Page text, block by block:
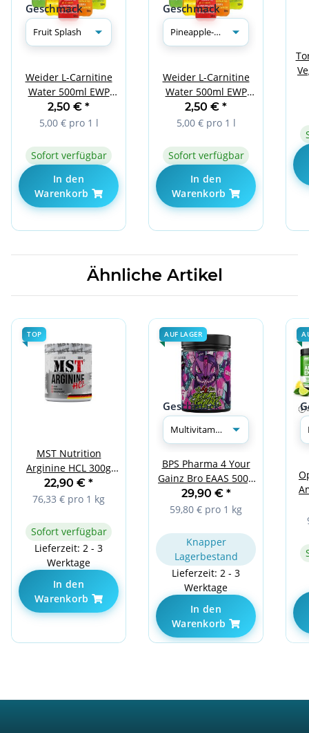
Geschmack
Weider L-Carnitine
Water 500ml EWP
Fruit Splash
2,50 € *
5,00 € pro 1 l
Sofort verfügbar
In den
Warenkorb
Geschmack
Weider L-Carnitine
Water 500ml EWP
Pineapple-Mango
2,50 € *
5,00 € pro 1 l
Sofort verfügbar
In den
Warenkorb
Ähnliche Artikel
TOP
MST Nutrition
Arginine HCL 300g
Unflavored
22,90 € *
76,33 € pro 1 kg
Sofort verfügbar
Lieferzeit: 2 - 3
Werktage
In den
Warenkorb
AUF LAGER
Geschmack
BPS Pharma 4 Your
Gainz Bro EAAS 500g
Multivitamin
29,90 € *
59,80 € pro 1 kg
Knapper
Lagerbestand
Lieferzeit: 2 - 3
Werktage
In den
Warenkorb